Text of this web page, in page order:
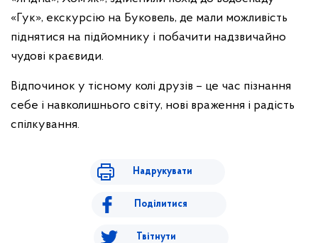
«Гук», екскурсію на Буковель, де мали можливість
піднятися на підйомнику і побачити надзвичайно
чудові краєвиди.
Відпочинок у тісному колі друзів – це час пізнання
себе і навколишнього світу, нові враження і радість
спілкування.
Надрукувати
Поділитися
Твітнути